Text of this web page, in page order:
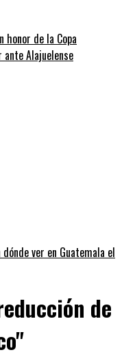
honor de la Copa
Alajuelense
ver en Guatemala el
de